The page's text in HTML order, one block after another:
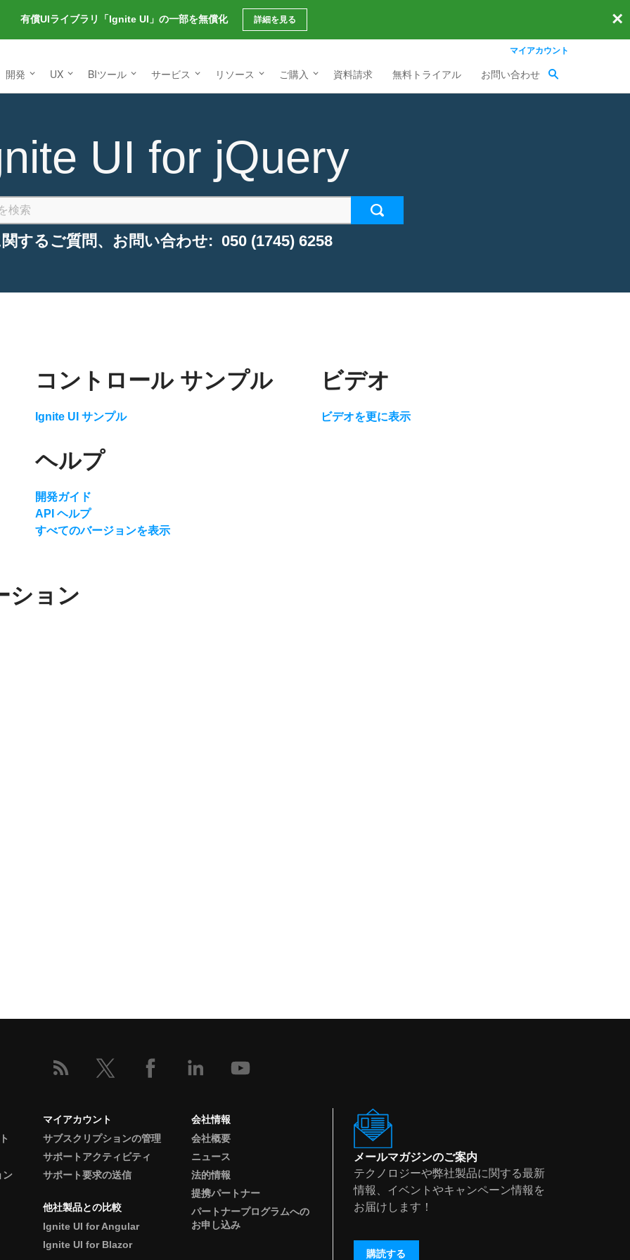
マイアカウント
開発 UX BIツール サービス リソース ご購入 資料請求 無料トライアル お問い合わせ
UI for jQuery
するご質問、お問い合わせ: 050 (1745) 6258
コントロール サンプル
Ignite UI サンプル
ヘルプ
開発ガイド
API ヘルプ
すべてのバージョンを表示
ビデオ
ビデオを更に表示
ション
ン
マイアカウント
サブスクリプションの管理
サポートアクティビティ
サポート要求の送信
他社製品との比較
Ignite UI for Angular
Ignite UI for Blazor
会社情報
会社概要
ニュース
法的情報
提携パートナー
パートナープログラムへの
お申し込み
メールマガジンのご案内
テクノロジーや弊社製品に関する最新
情報、イベントやキャンペーン情報を
お届けします！
購読する
有償UIライブラリ「Ignite UI」の一部を無償化 詳細を見る ×